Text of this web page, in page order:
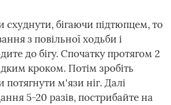
бігаючи підтюпцем, то
з повільної ходьби і
до бігу. Спочатку протягом 2
кроком. Потім зробіть
м'язи ніг. Далі
5-20 разів, пострибайте на